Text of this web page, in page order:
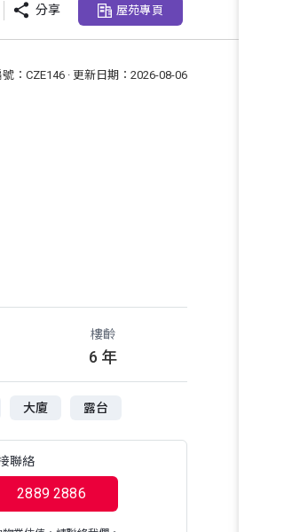
 分享 屋苑專頁
：CZE146 · 更新日期：2026-08-06
樓齡
6 年
大廈 露台
聯絡
2889 2886